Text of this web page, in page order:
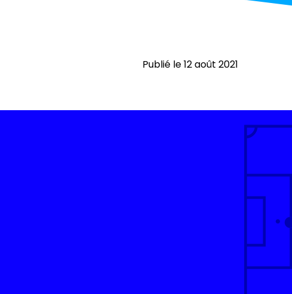
Publié le 12 août 2021